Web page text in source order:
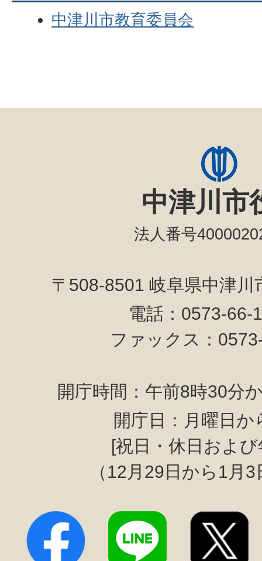
中津川市教育委員会
中津川市
法人番号
〒508-8501 岐阜県中津
電話：0573-
ファックス：
開庁時間：午前8時30分
開庁日：月曜日か
[祝日・休日およ
（12月29日から1月